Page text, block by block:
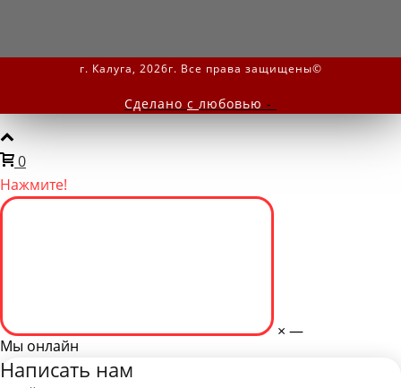
г. Калуга, 2026г. Все права защищены©
Сделано с любовью -
0
Нажмите!
× —
Мы онлайн
Написать нам